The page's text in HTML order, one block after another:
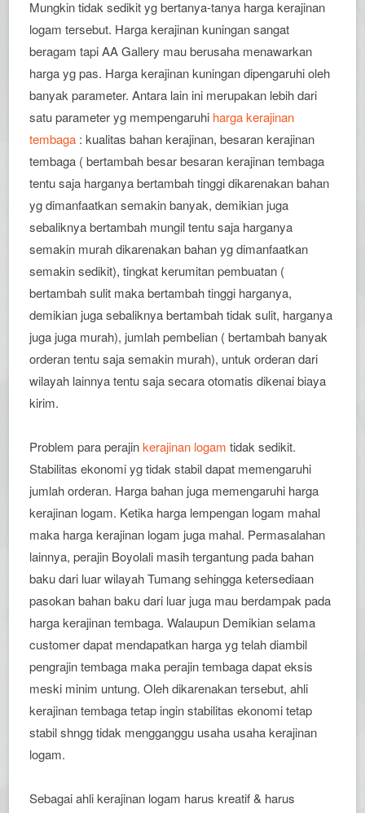
Mungkin tidak sedikit yg bertanya-tanya harga kerajinan
logam tersebut. Harga kerajinan kuningan sangat
beragam tapi AA Gallery mau berusaha menawarkan
harga yg pas. Harga kerajinan kuningan dipengaruhi oleh
banyak parameter. Antara lain ini merupakan lebih dari
satu parameter yg mempengaruhi harga kerajinan
tembaga : kualitas bahan kerajinan, besaran kerajinan
tembaga ( bertambah besar besaran kerajinan tembaga
tentu saja harganya bertambah tinggi dikarenakan bahan
yg dimanfaatkan semakin banyak, demikian juga
sebaliknya bertambah mungil tentu saja harganya
semakin murah dikarenakan bahan yg dimanfaatkan
semakin sedikit), tingkat kerumitan pembuatan (
bertambah sulit maka bertambah tinggi harganya,
demikian juga sebaliknya bertambah tidak sulit, harganya
juga juga murah), jumlah pembelian ( bertambah banyak
orderan tentu saja semakin murah), untuk orderan dari
wilayah lainnya tentu saja secara otomatis dikenai biaya
kirim.
Problem para perajinkerajinan logam tidak sedikit.
Stabilitas ekonomi yg tidak stabil dapat memengaruhi
jumlah orderan. Harga bahan juga memengaruhi harga
kerajinan logam. Ketika harga lempengan logam mahal
maka harga kerajinan logam juga mahal. Permasalahan
lainnya, perajin Boyolali masih tergantung pada bahan
baku dari luar wilayah Tumang sehingga ketersediaan
pasokan bahan baku dari luar juga mau berdampak pada
harga kerajinan tembaga. Walaupun Demikian selama
customer dapat mendapatkan harga yg telah diambil
pengrajin tembaga maka perajin tembaga dapat eksis
meski minim untung. Oleh dikarenakan tersebut, ahli
kerajinan tembaga tetap ingin stabilitas ekonomi tetap
stabil shngg tidak mengganggu usaha usaha kerajinan
logam.
Sebagai ahli kerajinan logam harus kreatif & harus